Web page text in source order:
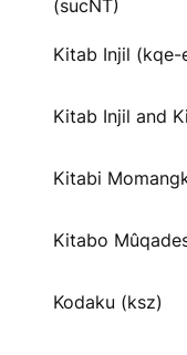
(sucNT)
Kitab Injil (kqe-
Kitab Injil and
Kitabi
Kitabo
Kodaku (ksz)